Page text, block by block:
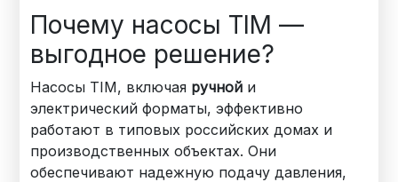
Почему насосы TIM —
выгодное решение?
Насосы TIM, включая ручной и
электрический форматы, эффективно
работают в типовых российских домах и
производственных объектах. Они
обеспечивают надежную подачу давления,